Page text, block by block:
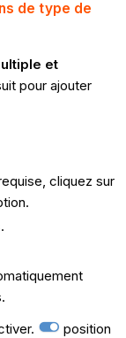
de type de
et
pour ajouter
cliquez sur
.
position